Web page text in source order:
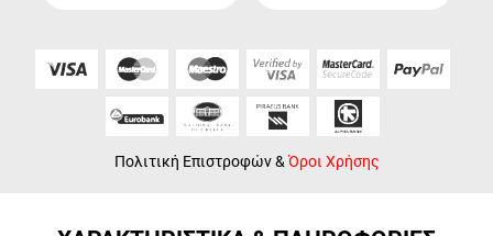
Πολιτική Επιστροφών& Όροι Χρήσης